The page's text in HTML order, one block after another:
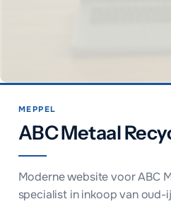
MEPPEL
ABC Metaal
Moderne website voor ABC
specialist in inkoop van oud-